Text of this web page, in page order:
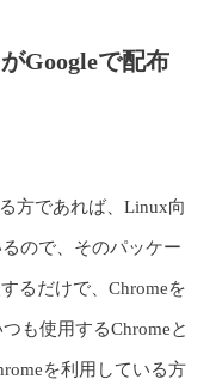
Googleで配布
方であれば、Linux向
ので、そのパッケー
るだけで、Chromeを
も使用するChromeと
を利用している方